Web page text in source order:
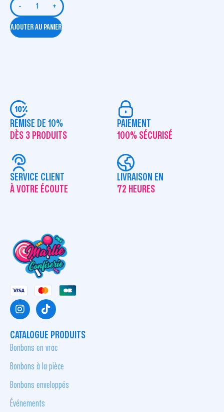
- +
AJOUTER AU PANIER
REMISE DE 10%
DÈS 3 PRODUITS
PAIEMENT
100% SÉCURISÉ
SERVICE CLIENT
À VOTRE ÉCOUTE
LIVRAISON EN
72 HEURES
CATALOGUE PRODUITS
Bonbons en vrac
Bonbons à la pièce
Bonbons enveloppés
Événements